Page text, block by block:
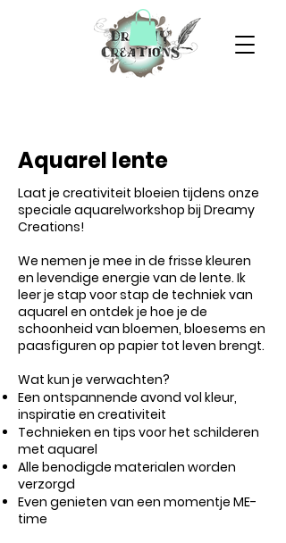
Aquarel lente
Laat je creativiteit bloeien tijdens onze
speciale aquarelworkshop bij Dreamy
Creations!
We nemen je mee in de frisse kleuren
en levendige energie van de lente. Ik
leer je stap voor stap de techniek van
aquarel en ontdek je hoe je de
schoonheid van bloemen, bloesems en
paasfiguren op papier tot leven brengt.
Wat kun je verwachten?
Een ontspannende avond vol kleur,
inspiratie en creativiteit
Technieken en tips voor het schilderen
met aquarel
Alle benodigde materialen worden
verzorgd
Even genieten van een momentje ME-
time